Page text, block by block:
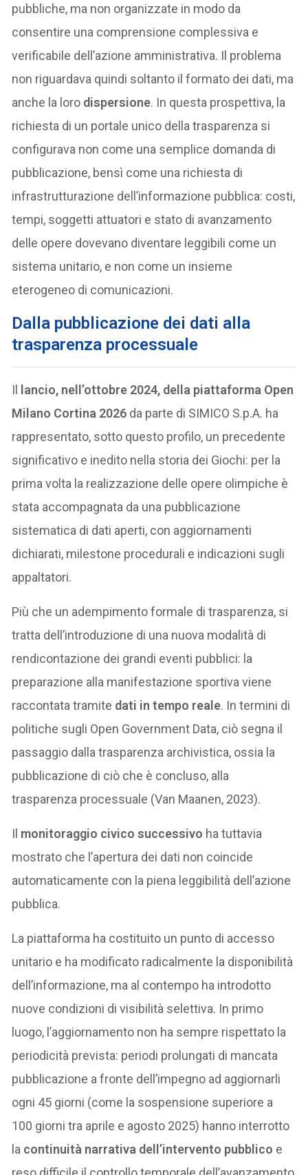
pubbliche, ma non organizzate in modo da
consentire una comprensione complessiva e
verificabile dell’azione amministrativa. Il problema
non riguardava quindi soltanto il formato dei dati, ma
anche la loro dispersione. In questa prospettiva, la
richiesta di un portale unico della trasparenza si
configurava non come una semplice domanda di
pubblicazione, bensì come una richiesta di
infrastrutturazione dell’informazione pubblica: costi,
tempi, soggetti attuatori e stato di avanzamento
delle opere dovevano diventare leggibili come un
sistema unitario, e non come un insieme
eterogeneo di comunicazioni.
Dalla pubblicazione dei dati alla
trasparenza processuale
Il lancio, nell’ottobre 2024, della piattaforma Open
Milano Cortina 2026 da parte di SIMICO S.p.A. ha
rappresentato, sotto questo profilo, un precedente
significativo e inedito nella storia dei Giochi: per la
prima volta la realizzazione delle opere olimpiche è
stata accompagnata da una pubblicazione
sistematica di dati aperti, con aggiornamenti
dichiarati, milestone procedurali e indicazioni sugli
appaltatori.
Più che un adempimento formale di trasparenza, si
tratta dell’introduzione di una nuova modalità di
rendicontazione dei grandi eventi pubblici: la
preparazione alla manifestazione sportiva viene
raccontata tramite dati in tempo reale. In termini di
politiche sugli Open Government Data, ciò segna il
passaggio dalla trasparenza archivistica, ossia la
pubblicazione di ciò che è concluso, alla
trasparenza processuale (Van Maanen, 2023).
Il monitoraggio civico successivo ha tuttavia
mostrato che l’apertura dei dati non coincide
automaticamente con la piena leggibilità dell’azione
pubblica.
La piattaforma ha costituito un punto di accesso
unitario e ha modificato radicalmente la disponibilità
dell’informazione, ma al contempo ha introdotto
nuove condizioni di visibilità selettiva. In primo
luogo, l’aggiornamento non ha sempre rispettato la
periodicità prevista: periodi prolungati di mancata
pubblicazione a fronte dell’impegno ad aggiornarli
ogni 45 giorni (come la sospensione superiore a
100 giorni tra aprile e agosto 2025) hanno interrotto
la continuità narrativa dell’intervento pubblico e